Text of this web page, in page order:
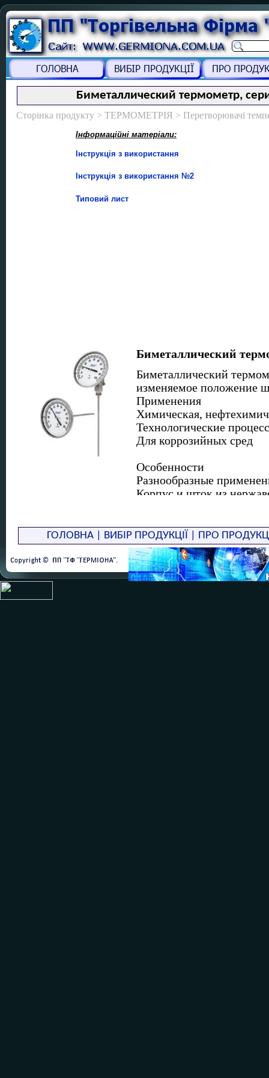
Биметаллический термометр,
Сторінка продукту > ТЕРМОМЕТРІЯ > Перетворювачі
Інформаційні матеріали:
Інструкція з використання
Інструкція з використання №2
Типовий лист
Биметаллический
Биметаллический
изменяемое положение
Применения
Химическая,
Технологические
Для коррозийных сред
Особенности
Разнообразные
Корпус и шток из
Описание
Для установки в
Шток и корпус
ГОЛОВНА| ВИБІР ПРОДУКЦІЇ ПРО